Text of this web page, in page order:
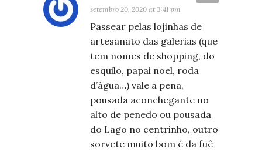
setembro 20, 2020 at 3:41 pm
Passear pelas lojinhas de
artesanato das galerias (que
tem nomes de shopping, do
esquilo, papai noel, roda
d’água…) vale a pena,
pousada aconchegante no
alto de penedo ou pousada
do Lago no centrinho, outro
sorvete muito bom é da fuê